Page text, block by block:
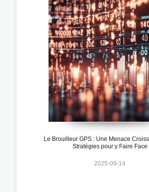
Le Brouilleur GPS : Une Menace
Stratégies pour y Faire Face
2025-09-14